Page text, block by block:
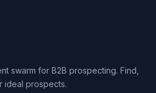
swarm for B2B prospecting. Find,
ideal prospects.